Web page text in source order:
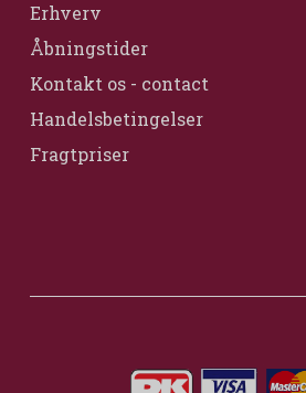
Erhverv
Åbningstider
Kontakt os - contact
Handelsbetingelser
Fragtpriser